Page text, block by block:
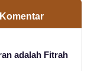
Komentar
adalah Fitrah